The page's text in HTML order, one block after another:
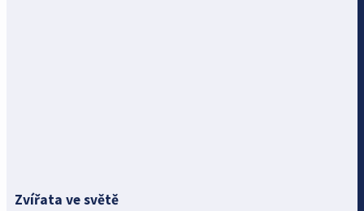
Zvířata ve světě